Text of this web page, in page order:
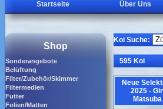
Startseite Über Uns
Shop
Sonderangebote
Belüftung
Filter/Zubehör/Skimmer
Filtermedien
Futter
Folien/Matten
Koi Suche:
595 Koi
Neue
2025 -
Matsuba